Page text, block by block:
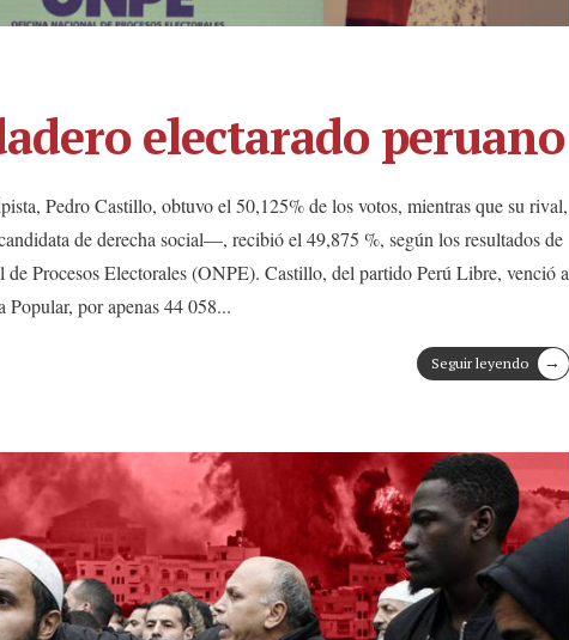
electarado peruano
Pedro Castillo, obtuvo el 50,125% de los votos, mientras que su rival,
de derecha social—, recibió el 49,875 %, según los resultados de
Procesos Electorales (ONPE). Castillo, del partido Perú Libre, venció a
por apenas 44 058...
Seguir leyendo →